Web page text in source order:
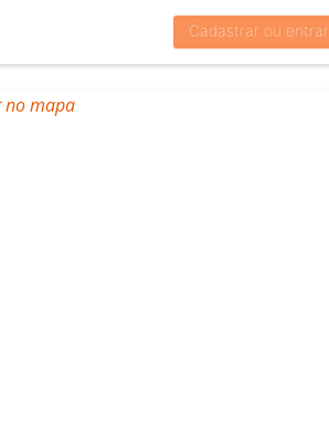
Cadastrar ou entrar